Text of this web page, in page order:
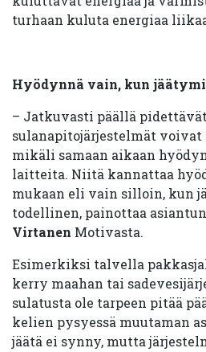
turhaan kuluta energiaa
Hyödynnä vain, kun
– Jatkuvasti päällä pidettävät
sulanapitojärjestelmät
mikäli samaan aikaan
laitteita. Niitä kannattaa
mukaan eli vain silloin, kun
todellinen, painottaa
Virtanen Motivasta.
Esimerkiksi talvella
kerry maahan tai
sulatusta ole tarpeen pitää
kelien pysyessä muutaman
jäätä ei synny, mutta